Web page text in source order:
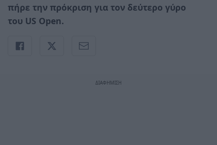
πήρε την πρόκριση για τον δεύτερο γύρο
του US Open.